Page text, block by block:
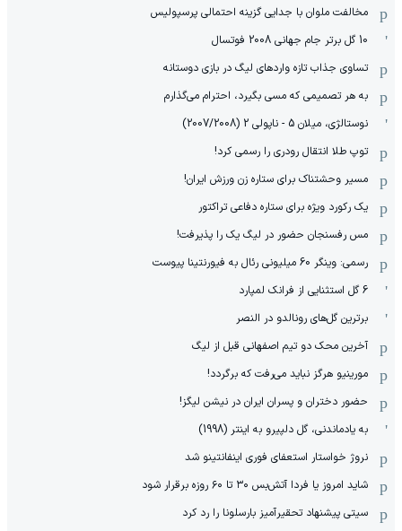
مخالفت ملوان با جدایی گزینه احتمالی پرسپولیس
10 گل برتر جام جهانی 2008 فوتسال
تساوی جذاب تازه واردهای لیگ در بازی دوستانه
به هر تصمیمی که مسی بگیرد، احترام می‌گذارم
نوستالژی، میلان 5 - ناپولی 2 (2007/2008)
توپ طلا انتقال رودری را رسمی کرد!
مسیر وحشتناک برای ستاره زن ورزش ایران!
یک رکورد ویژه برای ستاره دفاعی تراکتور
مس رفسنجان حضور در لیگ یک را پذیرفت!
رسمی: وینگر 60 میلیونی رئال به فیورنتینا پیوست
6 گل استثنایی از فرانک لمپارد
برترین گل‌های رونالدو در النصر
آخرین محک دو تیم اصفهانی قبل از لیگ
مورینیو هرگز نباید می‌رفت که برگردد!
حضور دختران و پسران ایران در نیشن لیگز!
به یادماندنی، گل دلپیرو به اینتر (1998)
نروژ خواستار استعفای فوری اینفانتینو شد
شاید امروز یا فردا آتش‌بس ۳۰ تا ۶۰ روزه برقرار شود
سیتی پیشنهاد تحقیرآمیز بارسلونا را رد کرد